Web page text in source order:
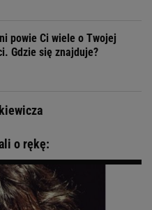
powie Ci wiele o Twojej
Gdzie się znajduje?
o rękę: